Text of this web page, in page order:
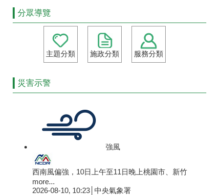
分眾導覽
主題分類 施政分類 服務分類
災害示警
強風
西南風偏強，10日上午至11日晚上桃園市、新竹
more...
2026-08-10, 10:23│中央氣象署